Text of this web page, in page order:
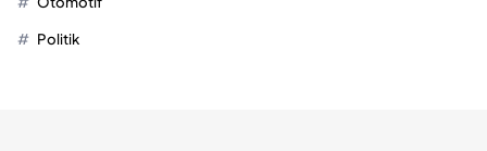
Politik